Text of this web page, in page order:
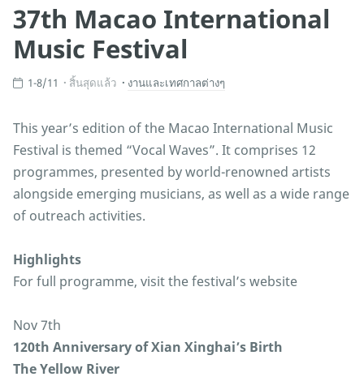
37th Macao International
Music Festival
1-8/11 สิ้นสุดแล้ว งานและเทศกาลต่างๆ
This year’s edition of the Macao International Music
Festival is themed “Vocal Waves”. It comprises 12
programmes, presented by world-renowned artists
alongside emerging musicians, as well as a wide range
of outreach activities.
Highlights
For full programme, visit the festival’s website
Nov 7th
120th Anniversary of Xian Xinghai’s Birth
The Yellow River